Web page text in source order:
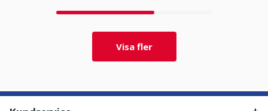
Visa fler